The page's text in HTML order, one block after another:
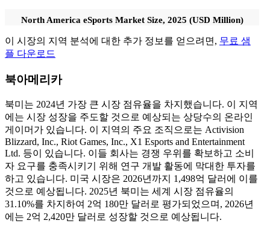
North America eSports Market Size, 2025 (USD Million)
이 시장의 지역 분석에 대한 추가 정보를 얻으려면, 무료 샘
플 다운로드
북아메리카
북미는 2024년 가장 큰 시장 점유율을 차지했습니다. 이 지역
에는 시장 성장을 주도할 것으로 예상되는 상당수의 온라인
게이머가 있습니다. 이 지역의 주요 조직으로는 Activision
Blizzard, Inc., Riot Games, Inc., X1 Esports and Entertainment
Ltd. 등이 있습니다. 이들 회사는 경쟁 우위를 확보하고 소비
자 요구를 충족시키기 위해 연구 개발 활동에 막대한 투자를
하고 있습니다. 미국 시장은 2026년까지 1,498억 달러에 이를
것으로 예상됩니다. 2025년 북미는 세계 시장 점유율의
31.10%를 차지하여 2억 180만 달러로 평가되었으며, 2026년
에는 2억 2,420만 달러로 성장할 것으로 예상됩니다.